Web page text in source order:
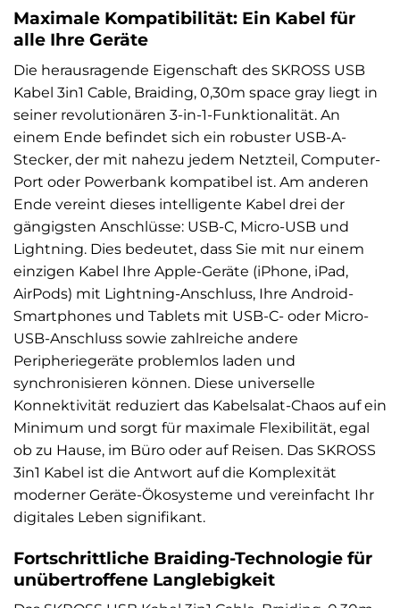
Maximale Kompatibilität: Ein Kabel für
alle Ihre Geräte
Die herausragende Eigenschaft des SKROSS USB
Kabel 3in1 Cable, Braiding, 0,30m space gray liegt in
seiner revolutionären 3-in-1-Funktionalität. An
einem Ende befindet sich ein robuster USB-A-
Stecker, der mit nahezu jedem Netzteil, Computer-
Port oder Powerbank kompatibel ist. Am anderen
Ende vereint dieses intelligente Kabel drei der
gängigsten Anschlüsse: USB-C, Micro-USB und
Lightning. Dies bedeutet, dass Sie mit nur einem
einzigen Kabel Ihre Apple-Geräte (iPhone, iPad,
AirPods) mit Lightning-Anschluss, Ihre Android-
Smartphones und Tablets mit USB-C- oder Micro-
USB-Anschluss sowie zahlreiche andere
Peripheriegeräte problemlos laden und
synchronisieren können. Diese universelle
Konnektivität reduziert das Kabelsalat-Chaos auf ein
Minimum und sorgt für maximale Flexibilität, egal
ob zu Hause, im Büro oder auf Reisen. Das SKROSS
3in1 Kabel ist die Antwort auf die Komplexität
moderner Geräte-Ökosysteme und vereinfacht Ihr
digitales Leben signifikant.
Fortschrittliche Braiding-Technologie für
unübertroffene Langlebigkeit